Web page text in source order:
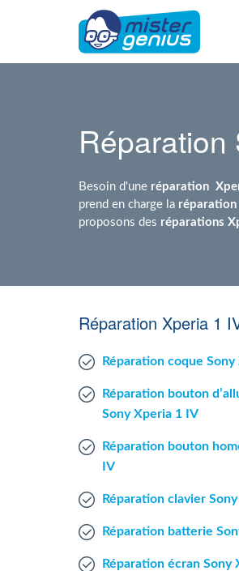
Réparation
Besoin d'une réparation
prend en charge la réparation
proposons des réparations
Réparation Xperia 1
Réparation coque
Réparation bouton
Sony Xperia 1 IV
Réparation bouton
IV
Réparation clavier
Réparation batterie
Réparation écran Sony